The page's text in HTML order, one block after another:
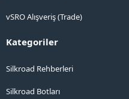
vSRO Alışveriş (Trade)
Kategoriler
Silkroad Rehberleri
Silkroad Botları